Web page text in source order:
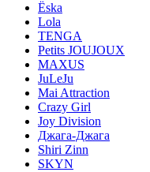
Ёska
Lola
TENGA
Petits JOUJOUX
MAXUS
JuLeJu
Mai Attraction
Crazy Girl
Joy Division
Джага-Джага
Shiri Zinn
SKYN